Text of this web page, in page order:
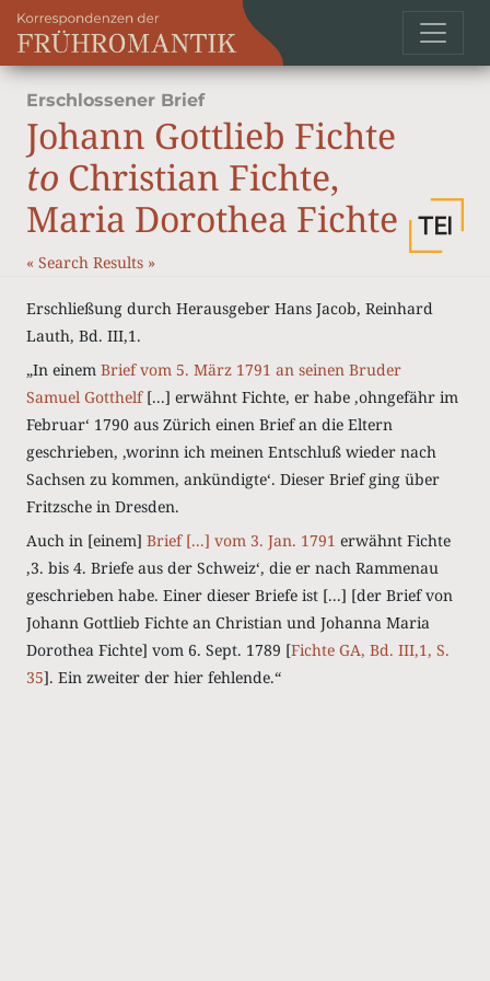
Erschlossener Brief
Johann Gottlieb Fichte
to Christian Fichte,
Maria Dorothea Fichte
« Search Results »
Erschließung durch Herausgeber Hans Jacob, Reinhard
Lauth, Bd. III,1.
„In einem Brief vom 5. März 1791 an seinen Bruder
Samuel Gotthelf[...] erwähnt Fichte, er habe ‚ohngefähr im
Februar‘ 1790 aus Zürich einen Brief an die Eltern
geschrieben, ‚worinn ich meinen Entschluß wieder nach
Sachsen zu kommen, ankündigte‘. Dieser Brief ging über
Fritzsche in Dresden.
Auch in [einem] Brief [...] vom 3. Jan. 1791 erwähnt Fichte
‚3. bis 4. Briefe aus der Schweiz‘, die er nach Rammenau
geschrieben habe. Einer dieser Briefe ist [...] [der Brief von
Johann Gottlieb Fichte an Christian und Johanna Maria
Dorothea Fichte] vom 6. Sept. 1789 [Fichte GA, Bd. III,1, S.
35]. Ein zweiter der hier fehlende.“